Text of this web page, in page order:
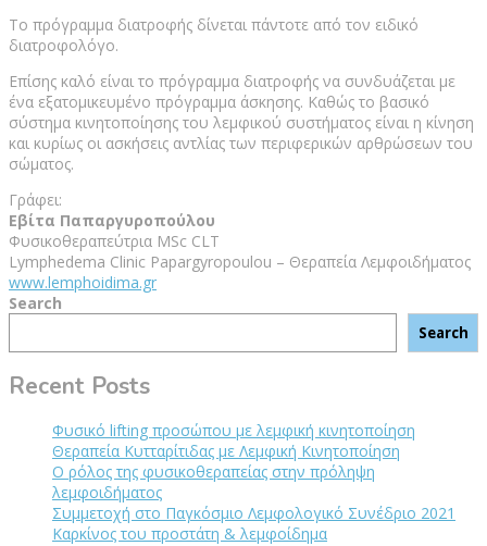
Το πρόγραμμα διατροφής δίνεται πάντοτε από τον ειδικό
διατροφολόγο.
Επίσης καλό είναι το πρόγραμμα διατροφής να συνδυάζεται με
ένα εξατομικευμένο πρόγραμμα άσκησης. Καθώς το βασικό
σύστημα κινητοποίησης του λεμφικού συστήματος είναι η κίνηση
και κυρίως οι ασκήσεις αντλίας των περιφερικών αρθρώσεων του
σώματος.
Γράφει:
Εβίτα Παπαργυροπούλου
Φυσικοθεραπεύτρια MSc CLT
Lymphedema Clinic Papargyropoulou – Θεραπεία Λεμφοιδήματος
www.lemphoidima.gr
Search
Search
Recent Posts
Φυσικό lifting προσώπου με λεμφική κινητοποίηση
Θεραπεία Κυτταρίτιδας με Λεμφική Κινητοποίηση
Ο ρόλος της φυσικοθεραπείας στην πρόληψη
λεμφοιδήματος
Συμμετοχή στο Παγκόσμιο Λεμφολογικό Συνέδριο 2021
Καρκίνος του προστάτη & λεμφοίδημα